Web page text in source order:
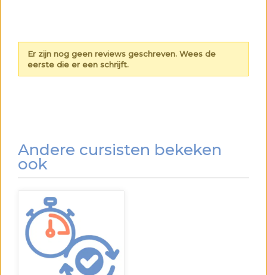
Er zijn nog geen reviews geschreven. Wees de
eerste die er een schrijft.
Andere cursisten bekeken
ook